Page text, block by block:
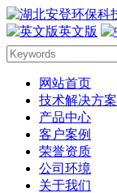
英文版
网站首页
技术解决方案
产品中心
客户案例
荣誉资质
公司环境
关于我们